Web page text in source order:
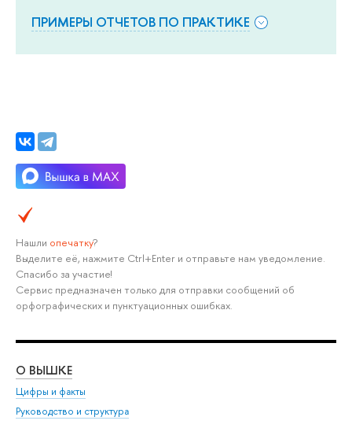
ПРИМЕРЫ ОТЧЕТОВ ПО ПРАКТИКЕ
Нашли опечатку?
Выделите её, нажмите Ctrl+Enter и отправьте нам уведомление.
Спасибо за участие!
Сервис предназначен только для отправки сообщений об
орфографических и пунктуационных ошибках.
О ВЫШКЕ
Цифры и факты
Руководство и структура